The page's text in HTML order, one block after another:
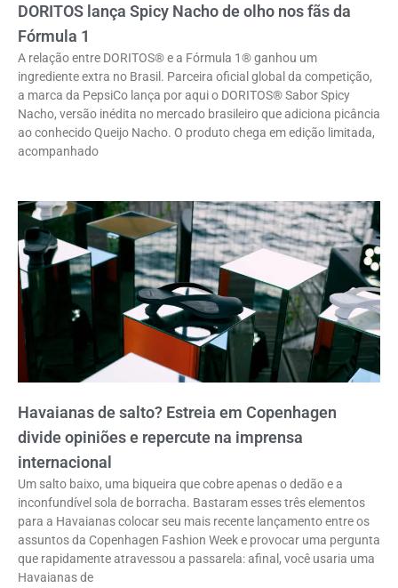
DORITOS lança Spicy Nacho de olho nos fãs da
Fórmula 1
A relação entre DORITOS® e a Fórmula 1® ganhou um
ingrediente extra no Brasil. Parceira oficial global da competição,
a marca da PepsiCo lança por aqui o DORITOS® Sabor Spicy
Nacho, versão inédita no mercado brasileiro que adiciona picância
ao conhecido Queijo Nacho. O produto chega em edição limitada,
acompanhado
Havaianas de salto? Estreia em Copenhagen
divide opiniões e repercute na imprensa
internacional
Um salto baixo, uma biqueira que cobre apenas o dedão e a
inconfundível sola de borracha. Bastaram esses três elementos
para a Havaianas colocar seu mais recente lançamento entre os
assuntos da Copenhagen Fashion Week e provocar uma pergunta
que rapidamente atravessou a passarela: afinal, você usaria uma
Havaianas de